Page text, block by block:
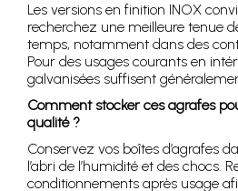
Les versions en finition INOX
recherchez une meilleure tenue
temps, notamment dans des
Pour des usages courants en
galvanisées suffisent
Comment stocker ces agrafes
qualité ?
Conservez vos boîtes d’agrafes
l’abri de l’humidité et des chocs.
conditionnements après usage